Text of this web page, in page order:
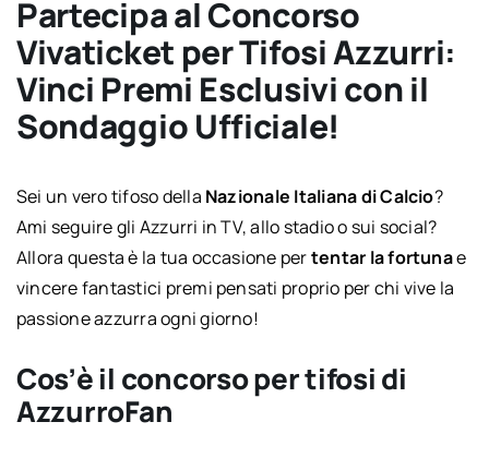
Partecipa al Concorso
Vivaticket per Tifosi Azzurri:
Vinci Premi Esclusivi con il
Sondaggio Ufficiale!
Sei un vero tifoso della Nazionale Italiana di Calcio?
Ami seguire gli Azzurri in TV, allo stadio o sui social?
Allora questa è la tua occasione pertentar la fortunae
vincere fantastici premi pensati proprio per chi vive la
passione azzurra ogni giorno!
Cos’è il concorso per tifosi di
AzzurroFan